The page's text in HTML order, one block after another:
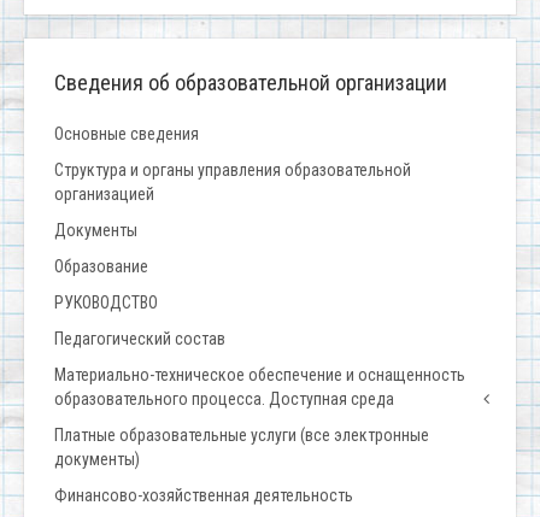
Сведения об образовательной организации
Основные сведения
Структура и органы управления образовательной
организацией
Документы
Образование
РУКОВОДСТВО
Педагогический состав
Материально-техническое обеспечение и оснащенность
образовательного процесса. Доступная среда
Платные образовательные услуги (все электронные
документы)
Финансово-хозяйственная деятельность